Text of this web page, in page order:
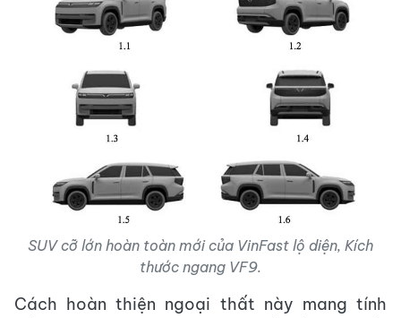
SUV cỡ lớn hoàn toàn mới của VinFast lộ diện, Kích
thước ngang VF9.
Cách hoàn thiện ngoại thất này mang tính